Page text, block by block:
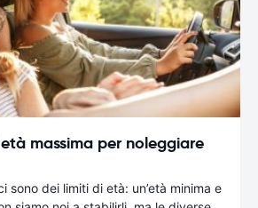
massima per noleggiare
sono dei limiti di età: un’età minima e